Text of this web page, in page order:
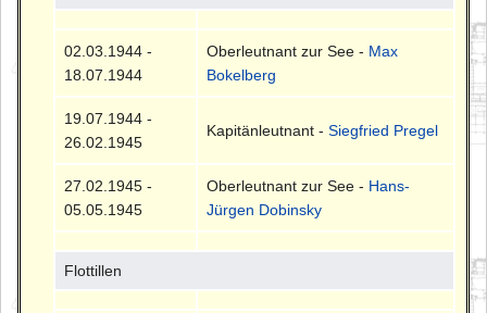
02.03.1944 -
18.07.1944
Oberleutnant zur See - Max
Bokelberg
19.07.1944 -
26.02.1945
Kapitänleutnant -Siegfried Pregel
27.02.1945 -
05.05.1945
Oberleutnant zur See - Hans-
Jürgen Dobinsky
Flottillen